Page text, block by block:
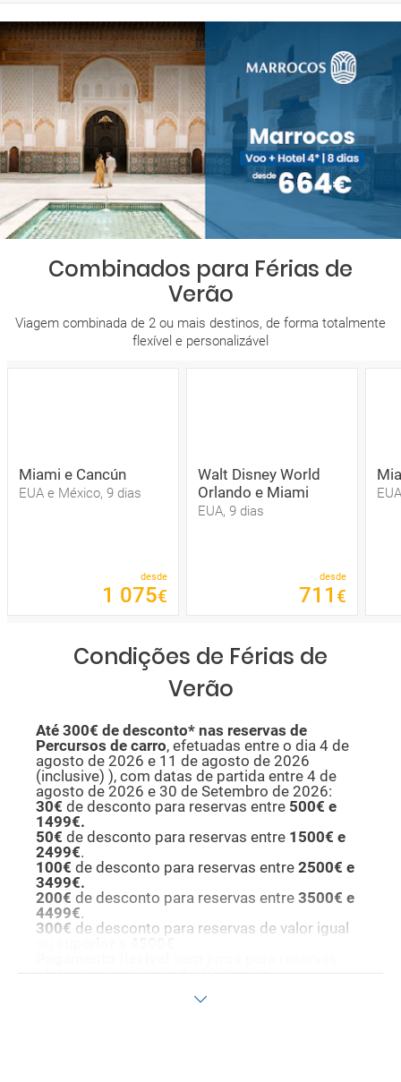
Combinados para Férias de
Verão
Viagem combinada de 2 ou mais destinos, de forma totalmente
flexível e personalizável
Miami e Cancún
EUA e México, 9 dias
desde
1 075€
Walt Disney World
Orlando e Miami
EUA, 9 dias
desde
711 €
Condições de Férias de
Verão
Até 300€ de desconto* nas reservas de
Percursos de carro, efetuadas entre o dia 4 de
agosto de 2026 e 11 de agosto de 2026
(inclusive) ), com datas de partida entre 4 de
agosto de 2026 e 30 de Setembro de 2026:
30€ de desconto para reservas entre 500€ e
1499€.
50€ de desconto para reservas entre 1500€ e
2499€.
100€ de desconto para reservas entre 2500€ e
3499€.
200€ de desconto para reservas entre 3500€ e
4499€.
300€ de desconto para reservas de valor igual
Seguro de viagem incluído